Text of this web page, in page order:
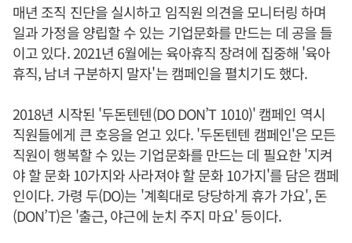
매년 조직 진단을 실시하고 임직원 의견을 모니터링 하며
일과 가정을 양립할 수 있는 기업문화를 만드는 데 공을 들
이고 있다. 2021년 6월에는 육아휴직 장려에 집중해 '육아
휴직, 남녀 구분하지 말자'는 캠페인을 펼치기도 했다.
2018년 시작된 '두돈텐텐(DO DON’T 1010)' 캠페인 역시
직원들에게 큰 호응을 얻고 있다. '두돈텐텐 캠페인'은 모든
직원이 행복할 수 있는 기업문화를 만드는 데 필요한 '지켜
야 할 문화 10가지와 사라져야 할 문화 10가지'를 담은 캠페
인이다. 가령 두(DO)는 '계획대로 당당하게 휴가 가요', 돈
(DON’T)은 '출근, 야근에 눈치 주지 마요' 등이다.